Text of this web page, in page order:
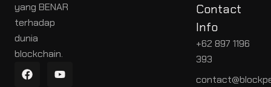
yang BENAR
terhadap
dunia
blockchain.
Contact
Info
+62 897 1196
393